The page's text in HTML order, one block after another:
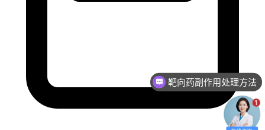
靶向药副作用处理方法
中西医结合治疗方法